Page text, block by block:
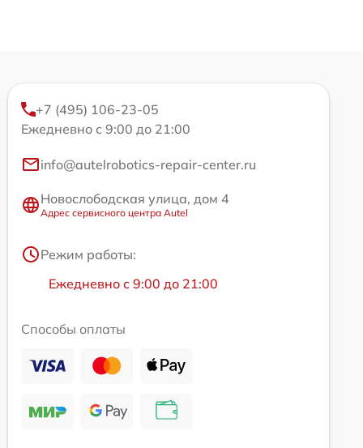
+7 (495) 106-23-05
Ежедневно с 9:00 до 21:00
info@autelrobotics-repair-center.ru
Новослободская улица, дом 4
Адрес сервисного центра Autel
Режим работы:
Ежедневно с 9:00 до 21:00
Способы оплаты